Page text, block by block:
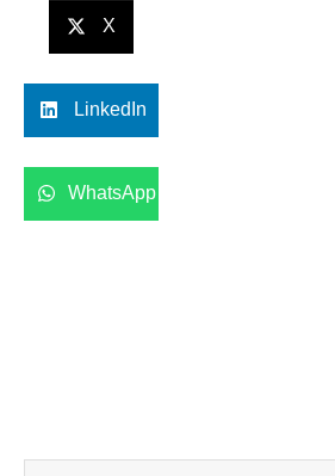
X
LinkedIn
WhatsApp